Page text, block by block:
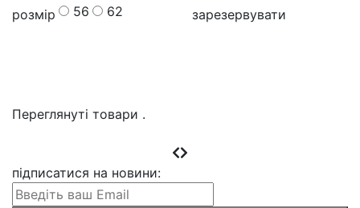
розмір 56 62 зарезервувати
Переглянуті товари .
підписатися на новини: